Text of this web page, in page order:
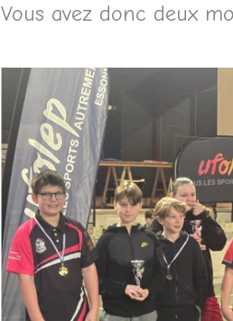
Vous avez donc deux